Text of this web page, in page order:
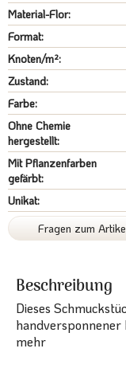
Material-Flor:
Format:
Knoten/m²:
Zustand:
Farbe:
Ohne Chemie
hergestellt:
Mit Pflanzenfarben
gefärbt:
Unikat:
Fragen zum
Beschreibung
Dieses
handversponnener
mehr